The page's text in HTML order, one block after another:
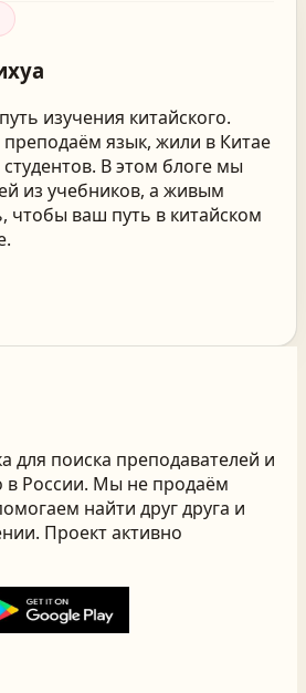
изучения китайского.
язык, жили в Китае
В этом блоге мы
из учебников, а живым
ваш путь в китайском
для поиска преподавателей и
в России. Мы не продаём
найти друг друга и
Проект активно